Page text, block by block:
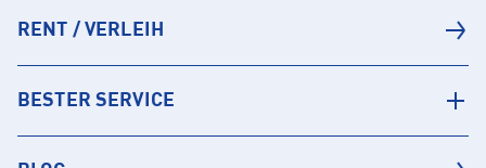
RENT / VERLEIH
BESTER SERVICE